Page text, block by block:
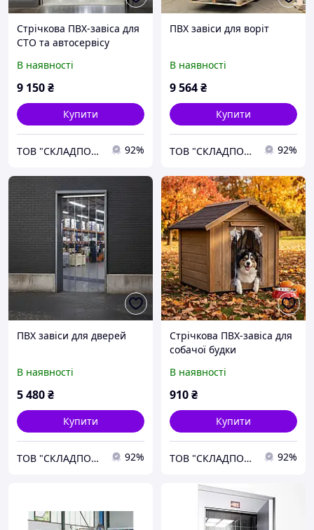
Стрічкова ПВХ-завіса для
СТО та автосервісу
В наявності
9 150₴
Купити
ТОВ "СКЛАДПОСТАЧСЕРВІС" 92%
ПВХ завіси для воріт
В наявності
9 564₴
Купити
ТОВ "СКЛАДПОСТАЧСЕРВІС" 92%
ПВХ завіси для дверей
В наявності
5 480₴
Купити
ТОВ "СКЛАДПОСТАЧСЕРВІС" 92%
Стрічкова ПВХ-завіса для
собачої будки
В наявності
910₴
Купити
ТОВ "СКЛАДПОСТАЧСЕРВІС" 92%